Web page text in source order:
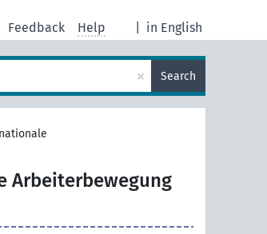
in English
Feedback Help
× Search
Arbeiterbewegung